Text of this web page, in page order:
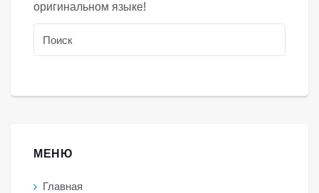
оригинальном языке!
МЕНЮ
Главная